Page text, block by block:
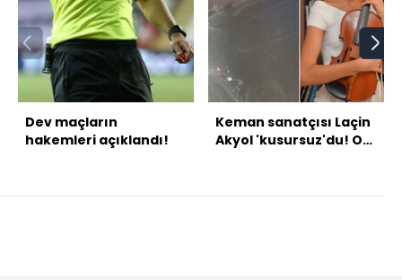
Dev maçların
hakemleri açıklandı!
Keman sanatçısı Laçin
Akyol 'kusursuz'du! O